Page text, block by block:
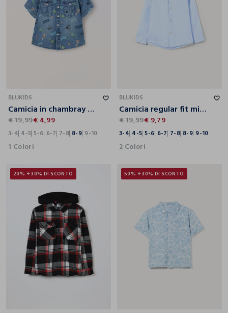
BLUKIDS
Camicia in chambray di puro cotone bambino
€ 19,99€ 4,99
3-4 4-5 5-6 6-7 7-8 8-9 9-10
1 Colori
BLUKIDS
Camicia regular fit misto lino bambino
€ 19,99€ 9,79
3-4 4-5 5-6 6-7 7-8 8-9 9-10
2 Colori
20% + 30% DI SCONTO 50% + 30% DI SCONTO